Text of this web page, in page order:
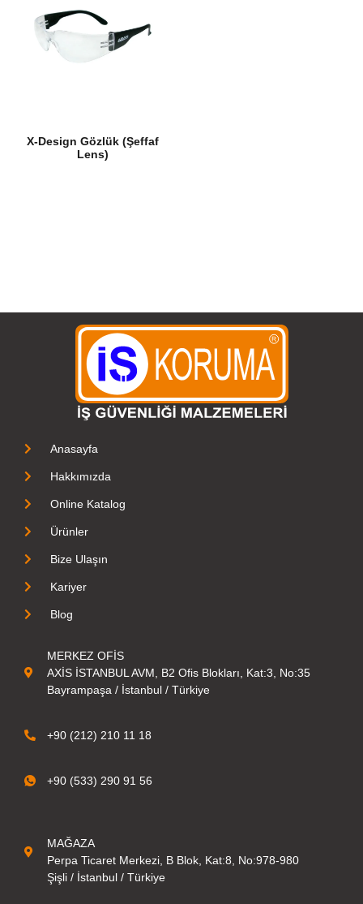
X-Design Gözlük (Şeffaf
Lens)
Anasayfa
Hakkımızda
Online Katalog
Ürünler
Bize Ulaşın
Kariyer
Blog
MERKEZ OFİS
AXİS İSTANBUL AVM, B2 Ofis Blokları, Kat:3, No:35
Bayrampaşa / İstanbul / Türkiye
+90 (212) 210 11 18
+90 (533) 290 91 56
MAĞAZA
Perpa Ticaret Merkezi, B Blok, Kat:8, No:978-980
Şişli / İstanbul / Türkiye